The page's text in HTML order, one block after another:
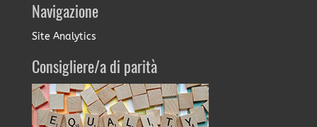
Navigazione
Site Analytics
Consigliere/a di parità